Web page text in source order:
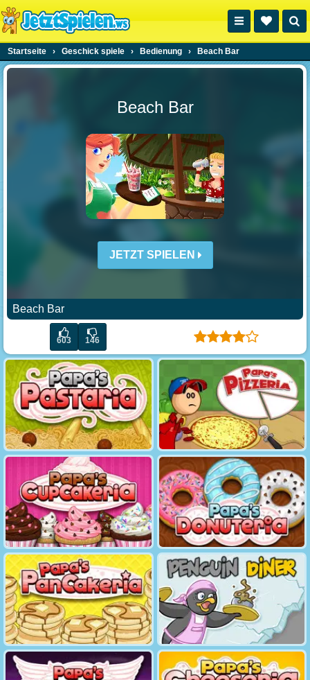
Startseite › Geschick spiele › Bedienung › Beach Bar
Beach Bar
JETZT SPIELEN
Beach Bar
603 146